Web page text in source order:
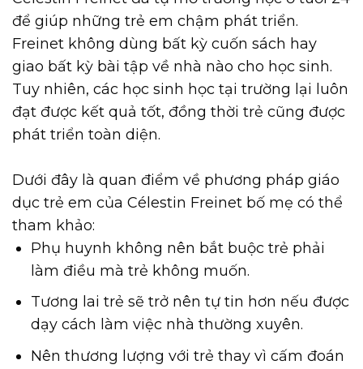
để giúp những trẻ em chậm phát triển.
Freinet không dùng bất kỳ cuốn sách hay
giao bất kỳ bài tập về nhà nào cho học sinh.
Tuy nhiên, các học sinh học tại trường lại luôn
đạt được kết quả tốt, đồng thời trẻ cũng được
phát triển toàn diện.
Dưới đây là quan điểm về phương pháp giáo
dục trẻ em của Célestin Freinet bố mẹ có thể
tham khảo:
Phụ huynh không nên bắt buộc trẻ phải
làm điều mà trẻ không muốn.
Tương lai trẻ sẽ trở nên tự tin hơn nếu được
dạy cách làm việc nhà thường xuyên.
Nên thương lượng với trẻ thay vì cấm đoán